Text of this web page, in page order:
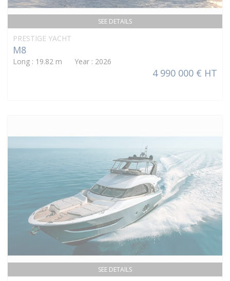
SEE DETAILS
PRESTIGE YACHT
M8
Long : 19.82 m Year : 2026
4 990 000 € HT
SEE DETAILS